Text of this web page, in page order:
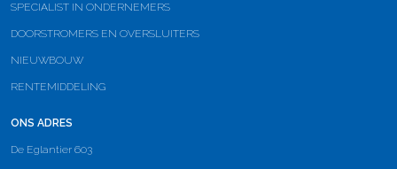
SPECIALIST IN ONDERNEMERS
DOORSTROMERS EN OVERSLUITERS
NIEUWBOUW
RENTEMIDDELING
ONS ADRES
De Eglantier 603